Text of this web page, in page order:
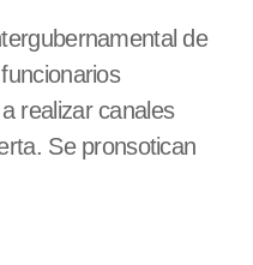
de
realizar canales
Se pronsotican